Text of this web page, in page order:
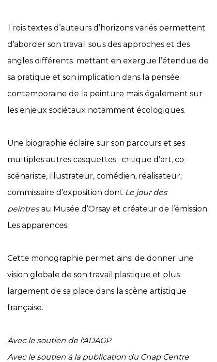
Trois textes d’auteurs d’horizons variés permettent
d’aborder son travail sous des approches et des
angles différents mettant en exergue l’étendue de
sa pratique et son implication dans la pensée
contemporaine de la peinture mais également sur
les enjeux sociétaux notamment écologiques.
Une biographie éclaire sur son parcours et ses
multiples autres casquettes : critique d’art, co-
scénariste, illustrateur, comédien, réalisateur,
commissaire d’exposition dont Le jour des
peintresau Musée d’Orsay et créateur de l’émission
Les apparences.
Cette monographie permet ainsi de donner une
vision globale de son travail plastique et plus
largement de sa place dans la scène artistique
française.
Avec le soutien de l'ADAGP
Avec le soutien à la publication du Cnap Centre